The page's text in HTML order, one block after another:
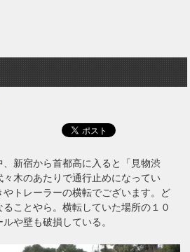
新宿から首都高に入ると「見物渋
木のあたりで通行止めになってい
トレーラーの横転でございます。ど
ことやら。横転していた場所の１０
や壁も破損している。